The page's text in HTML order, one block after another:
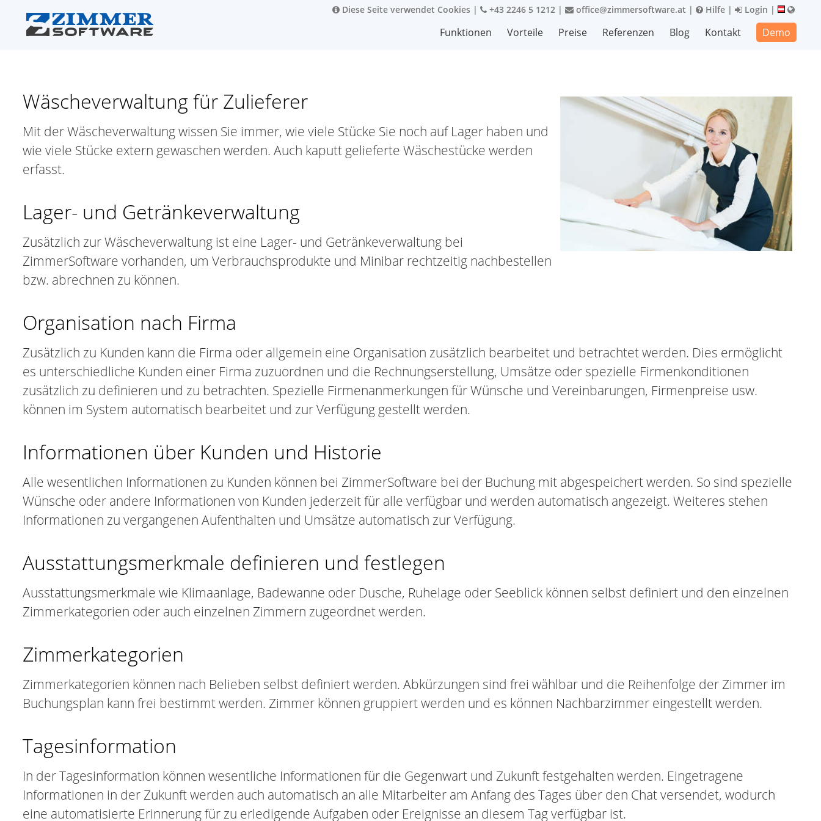
Diese Seite verwendet Cookies | +43 2246 5 1212 | office@zimmersoftware.at | Hilfe | Login |
Funktionen Vorteile Preise Referenzen Blog Kontakt Demo
Wäscheverwaltung für Zulieferer
Mit der Wäscheverwaltung wissen Sie immer, wie viele Stücke Sie noch auf Lager haben und
wie viele Stücke extern gewaschen werden. Auch kaputt gelieferte Wäschestücke werden
erfasst.
Lager- und Getränkeverwaltung
Zusätzlich zur Wäscheverwaltung ist eine Lager- und Getränkeverwaltung bei
ZimmerSoftware vorhanden, um Verbrauchsprodukte und Minibar rechtzeitig nachbestellen
bzw. abrechnen zu können.
Organisation nach Firma
Zusätzlich zu Kunden kann die Firma oder allgemein eine Organisation zusätzlich bearbeitet und betrachtet werden. Dies ermöglicht
es unterschiedliche Kunden einer Firma zuzuordnen und die Rechnungserstellung, Umsätze oder spezielle Firmenkonditionen
zusätzlich zu definieren und zu betrachten. Spezielle Firmenanmerkungen für Wünsche und Vereinbarungen, Firmenpreise usw.
können im System automatisch bearbeitet und zur Verfügung gestellt werden.
Informationen über Kunden und Historie
Alle wesentlichen Informationen zu Kunden können bei ZimmerSoftware bei der Buchung mit abgespeichert werden. So sind spezielle
Wünsche oder andere Informationen von Kunden jederzeit für alle verfügbar und werden automatisch angezeigt. Weiteres stehen
Informationen zu vergangenen Aufenthalten und Umsätze automatisch zur Verfügung.
Ausstattungsmerkmale definieren und festlegen
Ausstattungsmerkmale wie Klimaanlage, Badewanne oder Dusche, Ruhelage oder Seeblick können selbst definiert und den einzelnen
Zimmerkategorien oder auch einzelnen Zimmern zugeordnet werden.
Zimmerkategorien
Zimmerkategorien können nach Belieben selbst definiert werden. Abkürzungen sind frei wählbar und die Reihenfolge der Zimmer im
Buchungsplan kann frei bestimmt werden. Zimmer können gruppiert werden und es können Nachbarzimmer eingestellt werden.
Tagesinformation
In der Tagesinformation können wesentliche Informationen für die Gegenwart und Zukunft festgehalten werden. Eingetragene
Informationen in der Zukunft werden auch automatisch an alle Mitarbeiter am Anfang des Tages über den Chat versendet, wodurch
eine automatisierte Erinnerung für zu erledigende Aufgaben oder Ereignisse an diesem Tag verfügbar ist.